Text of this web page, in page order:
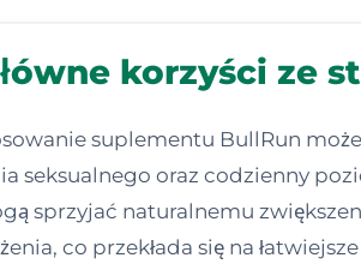
korzyści ze
suplementu BullRun
seksualnego oraz codzienny
sprzyjać naturalnemu
co przekłada się na